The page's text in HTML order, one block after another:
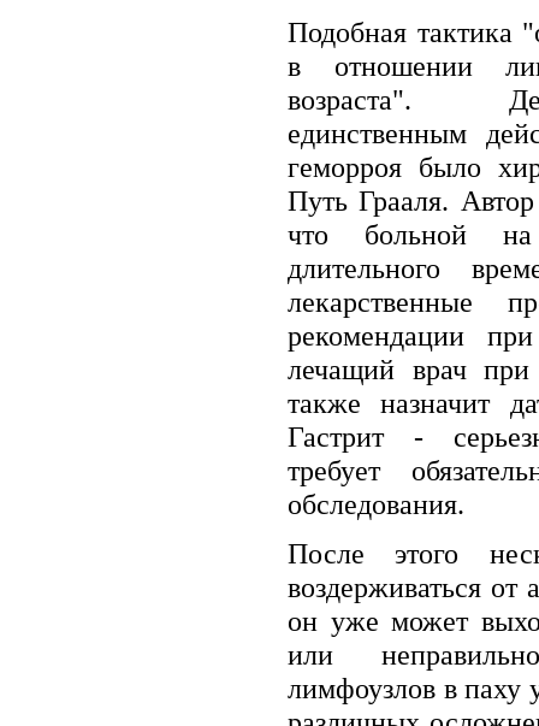
Подобная тактика
в отношении
возраста".
единственным
геморроя было
Путь Грааля.
что больной на
длительного
лекарственные
рекомендации
лечащий врач
также назначит
Гастрит -
требует
обследования.
После этого
воздерживаться от
он уже может
или
лимфоузлов в паху